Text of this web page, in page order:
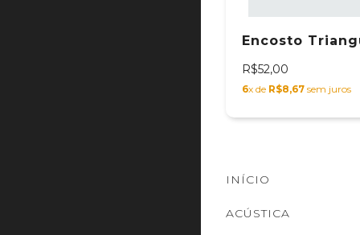
Encosto
R$52,00
6x de R$8,67 sem juros
INÍCIO
ACÚSTICA